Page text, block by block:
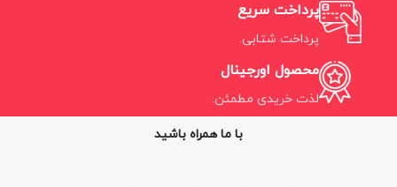
پرداخت سریع
پرداخت شتابی.
محصول اورجینال
لذت خریدی مطمئن.
با ما همراه باشید